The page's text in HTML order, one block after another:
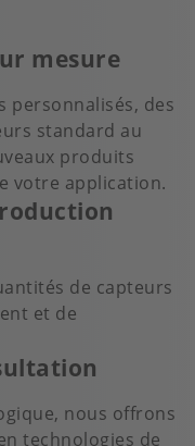
mesure
personnalisés, des
standard au
produits
votre application.
de capteurs
et de
nous offrons
technologies de